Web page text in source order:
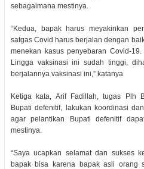
sebagaimana mestinya.
“Kedua, bapak harus meyakinkan
satgas Covid harus berjalan dengan
menekan kasus penyebaran Covid-
Lingga vaksinasi ini sudah tinggi,
berjalannya vaksinasi ini,” katanya
Ketiga kata, Arif Fadillah, tugas Plh
Bupati defenitif, lakukan koordinasi
agar pelantikan Bupati defenitif
mestinya.
“Saya ucapkan selamat dan sukses
bapak bisa karena bapak asli orang